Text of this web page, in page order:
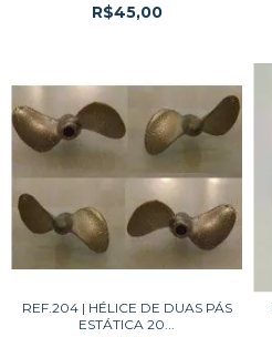
R$45,00
REF.204 | HÉLICE DE DUAS PÁS
ESTÁTICA 20...